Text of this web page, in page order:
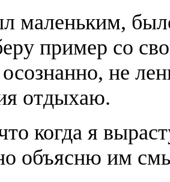
маленьким,
пример со
не
отдыхаю.
когда я
объясню им